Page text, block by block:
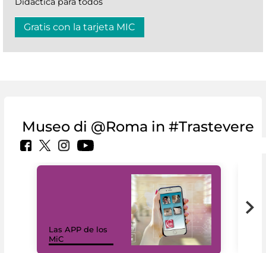
Gratis con la tarjeta MIC
Museo di @Roma in #Trastevere
Las APP de los
MiC